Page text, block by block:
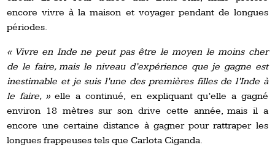
encore vivre àlamaison et voyager pendantde longues
périodes.
« Vivre en Inde ne peut pas être le moyen lemoins cher
de le faire, mais le niveau d’expérienceque je gagne est
inestimable et je suisl’une des premières filles de l’Inde à
le faire, »elle acontinué, en expliquant qu’elle a gagné
environ 18 mètres sur son drive cette année, mais il a
encore une certaine distance à gagner pour rattraper les
longues frappeuses tels que Carlota Ciganda.